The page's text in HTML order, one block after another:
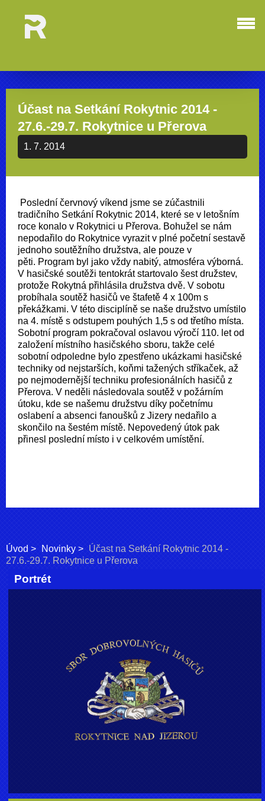
Účast na Setkání Rokytnic 2014 -
27.6.-29.7. Rokytnice u Přerova
1. 7. 2014
Poslední červnový víkend jsme se zúčastnili
tradičního Setkání Rokytnic 2014, které se v letošním
roce konalo v Rokytnici u Přerova. Bohužel se nám
nepodařilo do Rokytnice vyrazit v plné početní sestavě
jednoho soutěžního družstva, ale pouze v
pěti. Program byl jako vždy nabitý, atmosféra výborná.
V hasičské soutěži tentokrát startovalo šest družstev,
protože Rokytná přihlásila družstva dvě. V sobotu
probíhala soutěž hasičů ve štafetě 4 x 100m s
překážkami. V této disciplíně se naše družstvo umístilo
na 4. místě s odstupem pouhých 1,5 s od třetího místa.
Sobotní program pokračoval oslavou výročí 110. let od
založení místního hasičského sboru, takže celé
sobotní odpoledne bylo zpestřeno ukázkami hasičské
techniky od nejstarších, koňmi tažených stříkaček, až
po nejmodernější techniku profesionálních hasičů z
Přerova. V neděli následovala soutěž v požárním
útoku, kde se našemu družstvu díky početnímu
oslabení a absenci fanoušků z Jizery nedařilo a
skončilo na šestém místě. Nepovedený útok pak
přinesl poslední místo i v celkovém umístění.
Úvod Novinky
Účast na Setkání Rokytnic 2014 -
27.6.-29.7. Rokytnice u Přerova
Portrét